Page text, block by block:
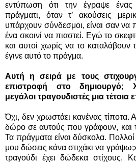
εντύπωση ότι την έγραψε
πράγματι, όταν τ’ ακούσεις
υπάρχουν σύνδεσμοι, είναι σαν να
ένα σκοινί να πιαστεί. Εγώ το
και αυτοί χωρίς να το καταλάβουν
έγινε αυτό το πράγμα.
Αυτή η σειρά με τους
επιστροφή στο δημιουργό;
μεγάλοι τραγουδιστές μια τέτοια
Όχι, δεν χρωστάει κανένας τίποτα.
δώρο σε αυτούς που γράφουν, και
Τα πράγματα είναι δύσκολα.
μου δώσεις κάνα στιχάκι να
τραγούδι έχει δώδεκα στίχους.